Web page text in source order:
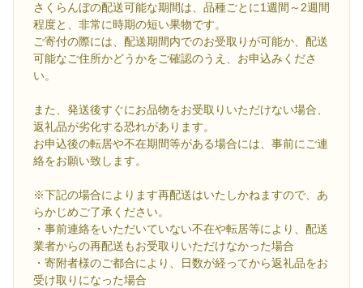
さくらんぼの配送可能な期間は、品種ごとに1週間～2週間
程度と、非常に時期の短い果物です。
ご寄付の際には、配送期間内でのお受取りが可能か、配送
可能なご住所かどうかをご確認のうえ、お申込みくださ
い。
また、発送後すぐにお品物をお受取りいただけない場合、
返礼品が劣化する恐れがあります。
お申込後の転居や不在期間等がある場合には、事前にご連
絡をお願い致します。
※下記の場合によります再配送はいたしかねますので、あ
らかじめご了承ください。
・事前連絡をいただいていない不在や転居等により、配送
業者からの再配送もお受取りいただけなかった場合
・寄附者様のご都合により、日数が経ってから返礼品をお
受け取りになった場合